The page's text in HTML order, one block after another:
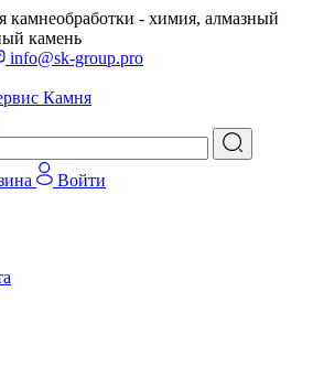
камнеобработки - химия, алмазный
камень
info@sk-group.pro
Войти